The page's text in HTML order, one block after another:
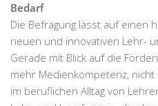
Bedarf
Die Befragung lässt auf einen
neuen und innovativen Lehr-
Gerade mit Blick auf die
mehr Medienkompetenz,
im beruflichen Alltag von